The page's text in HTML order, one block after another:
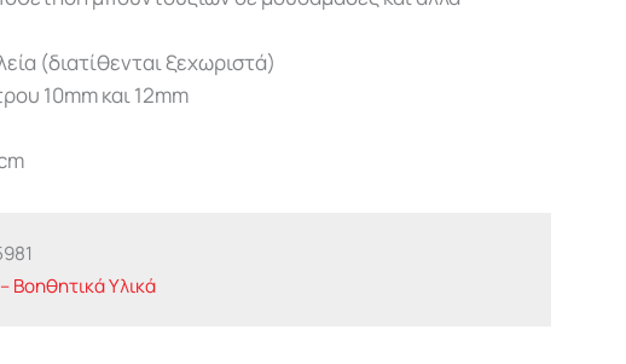
(διατίθενται ξεχωριστά)
10mm και 12mm
Βοηθητικά Υλικά